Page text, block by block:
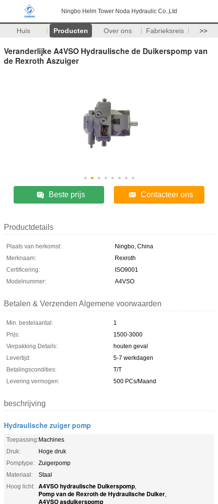
Ningbo Helm Tower Noda Hydraulic Co.,Ltd
Huis Producten Over ons Fabrieksreis >>
Veranderlijke A4VSO Hydraulische de Duikerspomp van
de Rexroth Aszuiger
Beste prijs Contacteer ons
Productdetails
Plaats van herkomst:
Ningbo, China
Merknaam:
Rexroth
Certificering:
ISO9001
Modelnummer:
A4VSO
Betalen & Verzenden Algemene voorwaarden
Min. bestelaantal:
1
Prijs:
1500-3000
Verpakking Details:
houten geval
Levertijd:
5-7 werkdagen
Betalingscondities:
T/T
Levering vermogen:
500 PCs/Maand
beschrijving
Hydraulische zuiger pomp
Toepassing:Machines
Druk:
Hoge druk
Pomptype: Zuigerpomp
Materiaal:
Staal
Hoog licht: A4VSO hydraulische Duikerspomp,
Pomp van de Rexroth de Hydraulische Duiker,
A4VSO asduikerspomp